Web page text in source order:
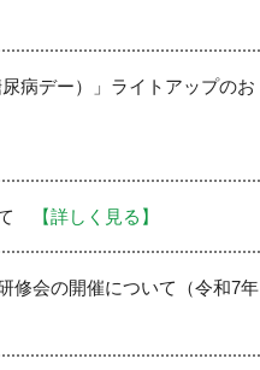
病デー）」ライトアップのお
て 【詳しく見る】
修会の開催について（令和7年